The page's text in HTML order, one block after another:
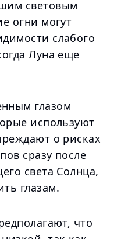
световым
огни могут
слабого
Луна еще
глазом
используют
о рисках
сразу после
света Солнца,
глазам.
что